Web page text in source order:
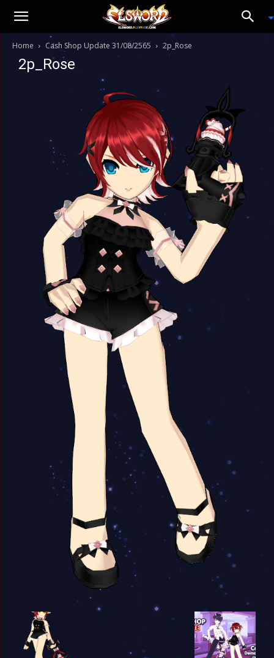
Home Cash Shop Update 31/08/2565 2p_Rose
2p_Rose